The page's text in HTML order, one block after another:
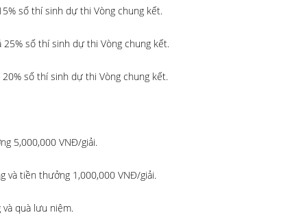
số thí sinh dự thi Vòng chung kết.
số thí sinh dự thi Vòng chung kết.
20% số thí sinh dự thi Vòng chung kết.
5,000,000 VNĐ/giải.
và tiền thưởng 1,000,000 VNĐ/giải.
quà lưu niệm.